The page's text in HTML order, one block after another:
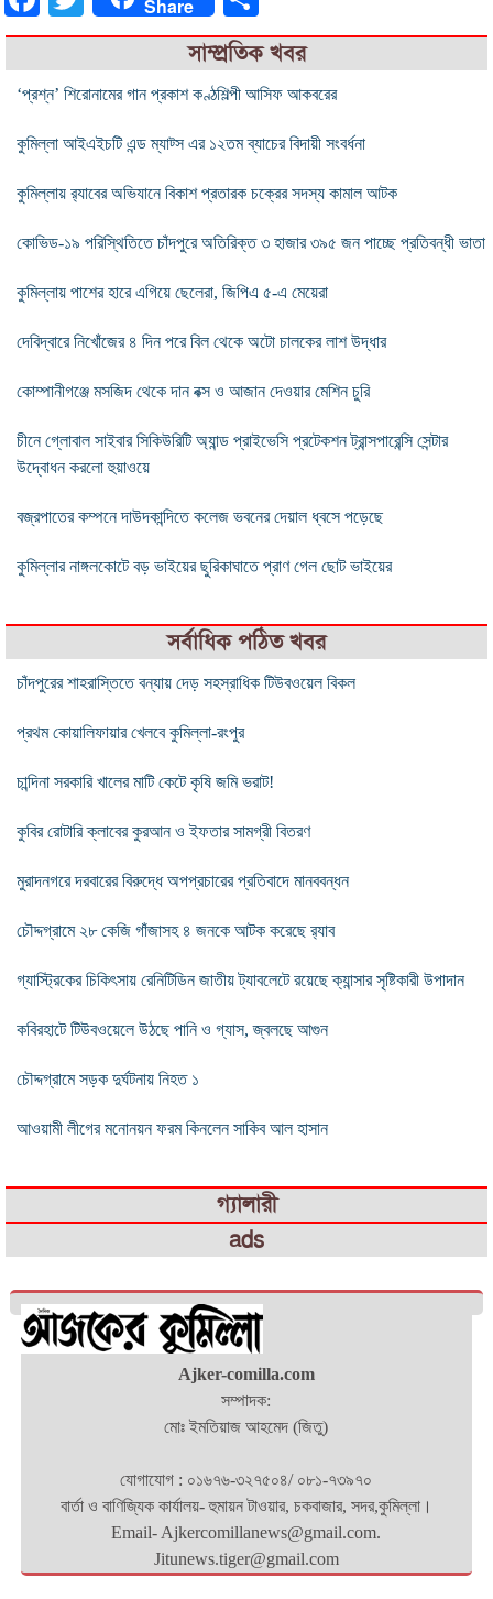
Share
সাম্প্রতিক খবর
‘প্রশ্ন’ শিরোনামের গান প্রকাশ কণ্ঠশিল্পী আসিফ আকবরের
কুমিল্লা আইএইচটি এন্ড ম্যাট্স এর ১২তম ব্যাচের বিদায়ী সংবর্ধনা
কুমিল্লায় র‍্যাবের অভিযানে বিকাশ প্রতারক চক্রের সদস্য কামাল আটক
কোভিড-১৯ পরিস্থিতিতে চাঁদপুরে অতিরিক্ত ৩ হাজার ৩৯৫ জন পাচ্ছে প্রতিবন্ধী ভাতা
কুমিল্লায় পাশের হারে এগিয়ে ছেলেরা, জিপিএ ৫-এ মেয়েরা
দেবিদ্বারে নিখোঁজের ৪ দিন পরে বিল থেকে অটো চালকের লাশ উদ্ধার
কোম্পানীগঞ্জে মসজিদ থেকে দান বক্স ও আজান দেওয়ার মেশিন চুরি
চীনে গ্লোবাল সাইবার সিকিউরিটি অ্যান্ড প্রাইভেসি প্রটেকশন ট্রান্সপারেন্সি সেন্টার
উদ্বোধন করলো হুয়াওয়ে
বজ্রপাতের কম্পনে দাউদকান্দিতে কলেজ ভবনের দেয়াল ধ্বসে পড়েছে
কুমিল্লার নাঙ্গলকোটে বড় ভাইয়ের ছুরিকাঘাতে প্রাণ গেল ছোট ভাইয়ের
সর্বাধিক পঠিত খবর
চাঁদপুরের শাহরাস্তিতে বন্যায় দেড় সহস্রাধিক টিউবওয়েল বিকল
প্রথম কোয়ালিফায়ার খেলবে কুমিল্লা-রংপুর
চান্দিনা সরকারি খালের মাটি কেটে কৃষি জমি ভরাট!
কুবির রোটারি ক্লাবের কুরআন ও ইফতার সামগ্রী বিতরণ
মুরাদনগরে দরবারের বিরুদ্ধে অপপ্রচারের প্রতিবাদে মানববন্ধন
চৌদ্দগ্রামে ২৮ কেজি গাঁজাসহ ৪ জনকে আটক করেছে র‌্যাব
গ্যাস্ট্রিকের চিকিৎসায় রেনিটিডিন জাতীয় ট্যাবলেটে রয়েছে ক্যান্সার সৃষ্টিকারী উপাদান
কবিরহাটে টিউবওয়েলে উঠছে পানি ও গ্যাস, জ্বলছে আগুন
চৌদ্দগ্রামে সড়ক দুর্ঘটনায় নিহত ১
আওয়ামী লীগের মনোনয়ন ফরম কিনলেন সাকিব আল হাসান
গ্যালারী
ads
Ajker-comilla.com
সম্পাদক:
মোঃ ইমতিয়াজ আহমেদ (জিতু)
যোগাযোগ : ০১৬৭৬-৩২৭৫০৪/ ০৮১-৭৩৯৭০
বার্তা ও বাণিজ্যিক কার্যালয়- হুমায়ন টাওয়ার, চকবাজার, সদর,কুমিল্লা।
Email- Ajkercomillanews@gmail.com.
Jitunews.tiger@gmail.com